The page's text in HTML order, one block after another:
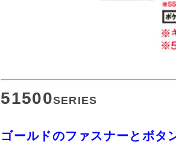
51500SERIES
ゴールドのファスナーとボタ